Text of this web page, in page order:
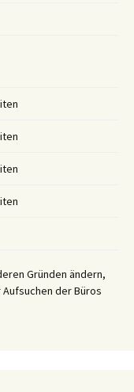
Gründen ändern,
der Büros